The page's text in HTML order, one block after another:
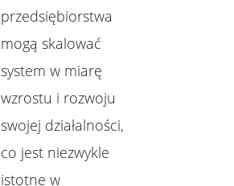
przedsiębiorstwa
mogą skalować
system w miarę
wzrostu i rozwoju
swojej działalności,
co jest niezwykle
istotne w